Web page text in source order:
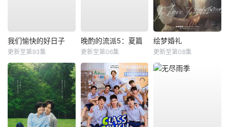
我们愉快的好日子
更新至第93集
晚酌的流派5：夏篇
更新至第06集
绘梦婚礼
更新至第08集